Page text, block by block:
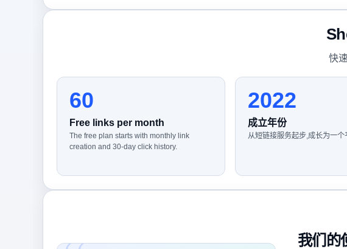
快
60
Free links per month
The free plan starts with monthly link
creation and 30-day click history.
2022
成立年份
从短链接服务起步,成长为一个
我们的